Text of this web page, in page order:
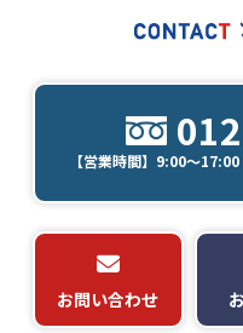
【営業時間】9:00～
お問い合わせ